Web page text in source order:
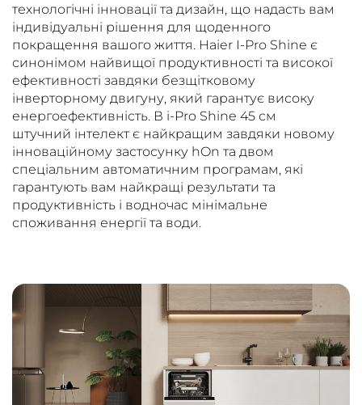
технологічні інновації та дизайн, що надасть вам
індивідуальні рішення для щоденного
покращення вашого життя. Haier I-Pro Shine є
синонімом найвищої продуктивності та високої
ефективності завдяки безщітковому
інверторному двигуну, який гарантує високу
енергоефективність. В i-Pro Shine 45 см
штучний інтелект є найкращим завдяки новому
інноваційному застосунку hOn та двом
спеціальним автоматичним програмам, які
гарантують вам найкращі результати та
продуктивність і водночас мінімальне
споживання енергії та води.